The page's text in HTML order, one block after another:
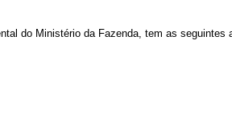
do Ministério da Fazenda, tem as seguintes